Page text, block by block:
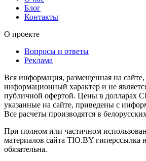
Блог
Контакты
О проекте
Вопросы и ответы
Реклама
Вся информация, размещенная на сайте,
информационный характер и не
публичной офертой. Цены в долларах
указанные на сайте, приведены с
Все расчеты производятся в
При полном или частичном
материалов сайта TIO.BY гиперссылка
обязательна.